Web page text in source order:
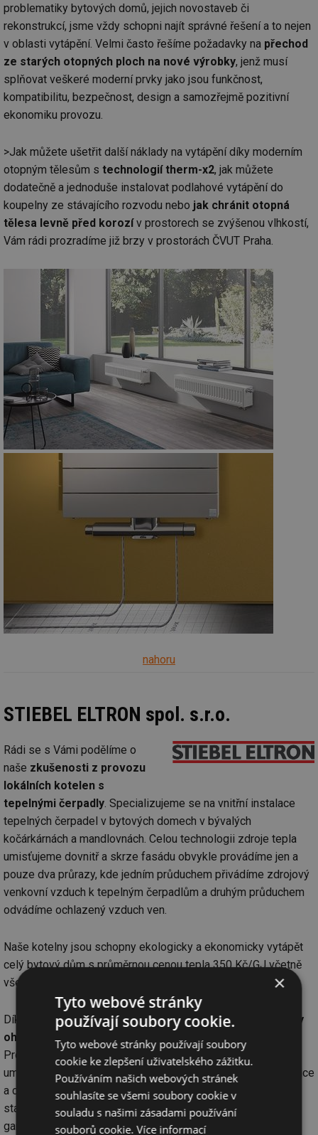
problematiky bytových domů, jejich novostaveb či
rekonstrukcí, jsme vždy schopni najít správné řešení a to nejen
v oblasti vytápění. Velmi často řešíme požadavky na přechod
ze starých otopných ploch na nové výrobky, jenž musí
splňovat veškeré moderní prvky jako jsou funkčnost,
kompatibilitu, bezpečnost, design a samozřejmě pozitivní
ekonomiku provozu.
>Jak můžete ušetřit další náklady na vytápění díky moderním
otopným tělesům s technologií therm-x2, jak můžete
dodatečně a jednoduše instalovat podlahové vytápění do
koupelny ze stávajícího rozvodu nebo jak chránit otopná
tělesa levně před korozív prostorech se zvýšenou vlhkostí,
Vám rádi prozradíme již brzy v prostorách ČVUT Praha.
nahoru
STIEBEL ELTRON spol. s.r.o.
Rádi se s Vámi podělíme o
naše zkušenosti z provozu
lokálních kotelen s
tepelnými čerpadly. Specializujeme se na vnitřní instalace
tepelných čerpadel v bytových domech v bývalých
kočárkárnách a mandlovnách. Celou technologii zdroje tepla
umisťujeme dovnitř a skrze fasádu obvykle provádíme jen a
pouze dva průrazy, kde jedním průduchem přivádíme zdrojový
venkovní vzduch k tepelným čerpadlům a druhým průduchem
odvádíme ochlazený vzduch ven.
Naše kotelny jsou schopny ekologicky a ekonomicky vytápět
celý bytový dům s průměrnou cenou tepla 350 Kč/GJ včetně
všech paušálních poplatků.
Díky typizovanému řešení máme dokonalevyřešené detaily
ohledně napojení na bytový dům, a především hlučnosti
Provozujeme kotelny, kde je celá kotelna bytového domu
umístěna pod garsonkou, kde byla původní výměníková stanice
a celá technologie je dnes tišší, než původní výměníková
stanice. Specializujeme se na dodávky na klíč s minimální
garancí 5 let a průměrnou návratností 6 ti let.
×
Tyto webové stránky
používají soubory cookie.
Tyto webové stránky používají soubory
cookie ke zlepšení uživatelského zážitku.
Používáním našich webových stránek
souhlasíte se všemi soubory cookie v
souladu s našimi zásadami používání
souborů cookie.Více informací